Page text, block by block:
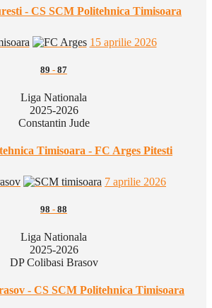
- CS SCM Politehnica Timisoara
15 aprilie 2026
89 - 87
Liga Nationala
2025-2026
Constantin Jude
Timisoara - FC Arges Pitesti
7 aprilie 2026
98 - 88
Liga Nationala
2025-2026
DP Colibasi Brasov
- CS SCM Politehnica Timisoara